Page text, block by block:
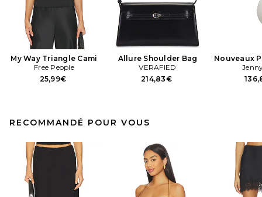
My Way Triangle Cami
Free People
25,99€
Allure Shoulder Bag
VERAFIED
214,83€
Nouveaux
RECOMMANDÉ POUR VOUS